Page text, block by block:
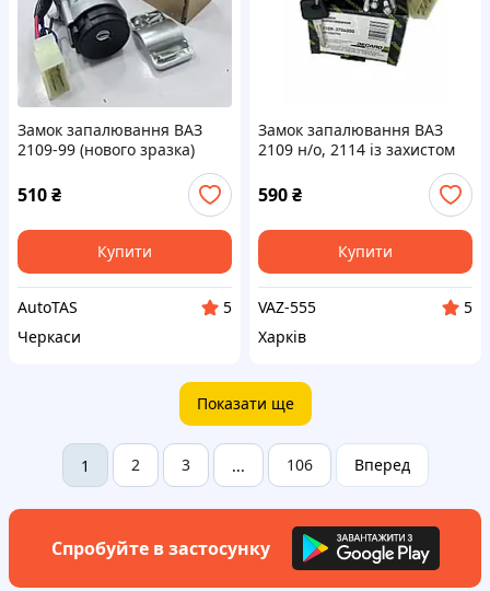
Замок запалювання ВАЗ
2109-99 (нового зразка)
510₴
Купити
AutoTAS
5
Черкаси
Замок запалювання ВАЗ
2109 н/о, 2114 із захистом
стартера, кор. уп. Decaro
590₴
Купити
VAZ-555
5
Харків
Показати ще
1 2 3 ... 106 Вперед
Спробуйте в застосунку